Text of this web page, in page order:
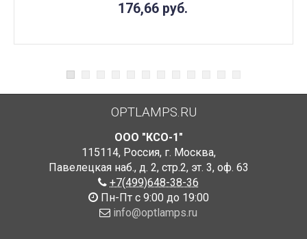
176,66 руб.
OPTLAMPS.RU
ООО "КСО-1"
115114, Россия, г. Москва,
Павелецкая наб., д. 2, стр.2, эт. 3, оф. 63
+7(499)648-38-36
Пн-Пт с 9:00 до 19:00
info@optlamps.ru